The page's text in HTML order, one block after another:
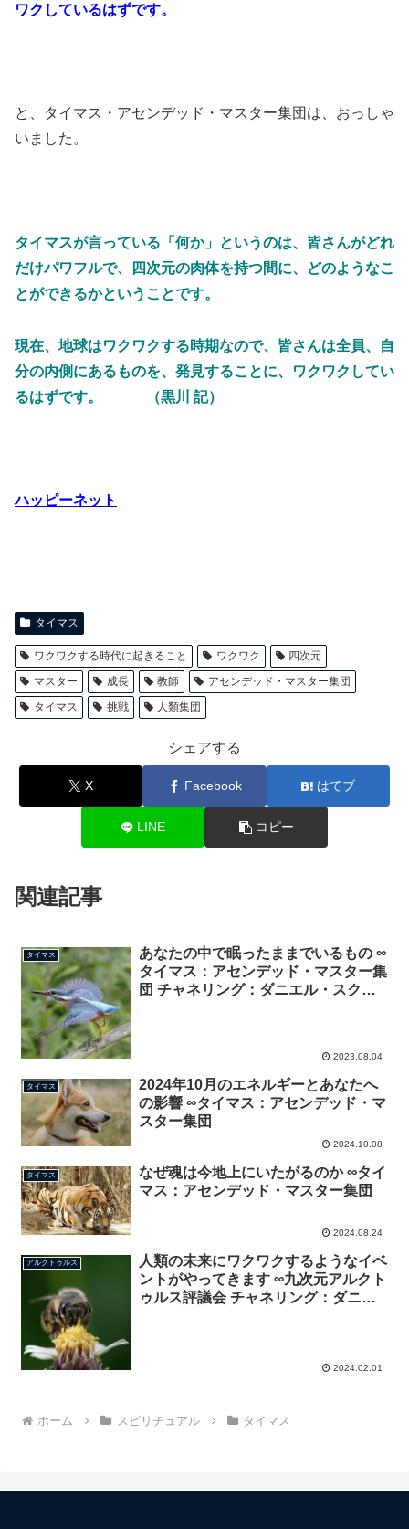
ワクしているはずです。
と、タイマス・アセンデッド・マスター集団は、おっしゃ
いました。
タイマスが言っている「何か」というのは、皆さんがどれ
だけパワフルで、四次元の肉体を持つ間に、どのようなこ
とができるかということです。
現在、地球はワクワクする時期なので、皆さんは全員、自
分の内側にあるものを、発見することに、ワクワクしてい
るはずです。 （黒川 記）
ハッピーネット
タイマス
ワクワクする時代に起きること ワクワク
四次元
マスター
成長 教師
アセンデッド・マスター集団
タイマス
挑戦 人類集団
シェアする
X Facebook はてブ
LINE コピー
関連記事
タイマス
あなたの中で眠ったままでいるもの ∞
タイマス：アセンデッド・マスター集
団 チャネリング：ダニエル・スクラ
2023.08.04
タイマス
2024年10月のエネルギーとあなたへ
の影響 ∞タイマス：アセンデッド・マ
スター集団
2024.10.08
タイマス
なぜ魂は今地上にいたがるのか ∞タイ
マス：アセンデッド・マスター集団
2024.08.24
アルクトゥルス
人類の未来にワクワクするようなイベ
ントがやってきます ∞九次元アルクト
ゥルス評議会 チャネリング：ダニエ
2024.02.01
ホーム スピリチュアル タイマス